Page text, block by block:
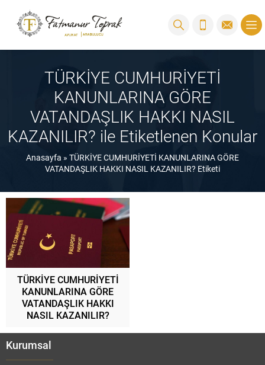
TÜRKİYE CUMHURİYETİ
KANUNLARINA GÖRE
VATANDAŞLIK HAKKI NASIL
KAZANILIR? ile Etiketlenen Konular
Anasayfa » TÜRKİYE CUMHURİYETİ KANUNLARINA GÖRE
VATANDAŞLIK HAKKI NASIL KAZANILIR? Etiketi
TÜRKİYE CUMHURİYETİ
KANUNLARINA GÖRE
VATANDAŞLIK HAKKI
NASIL KAZANILIR?
Kurumsal